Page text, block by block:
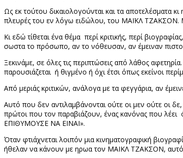
Ως εκ τούτου δικαιολογούνται και τα αποτελέσματα κι
πλευρές του εν λόγω ειδώλου, του ΜΑΪΚΛ ΤΖΑΚΣΟΝ.
Κι εδώ τίθεται ένα θέμα περί κριτικής, περί
σωστα το πρόσωπο, αν το νόθευσαν, αν έμειναν
Ξεκινάμε, σε όλες τις περιπτώσεις από λάθος
παρουσιάζεται ή θιγμένο ή όχι έτσι όπως εκείνοι
Από μεριάς κριτικών, ανάλογα με τα φεγγάρια, αν
Αυτό που δεν αντιλαμβάνονται ούτε οι μεν ούτε οι
πρώτοι που τον παραβιάζουν, ένας κανόνας που λέει
ΕΠΙΘΥΜΟΥΣΕ ΝΑ ΕΙΝΑΙ».
Όταν φτιάχνεται λοιπόν μια κινηματογραφική
ήθελαν να κάνουν με ηρωα τον ΜΑΙΚΛ ΤΖΑΚΣΟΝ, αυτό